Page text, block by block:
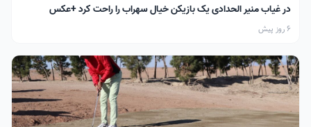
در غیاب منیر الحدادی یک بازیکن خیال سهراب را راحت کرد +عکس
6 روز پیش